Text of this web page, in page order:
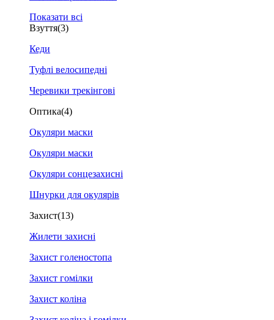
Показати всі
Взуття(3)
Кеди
Туфлі велосипедні
Черевики трекінгові
Оптика(4)
Окуляри маски
Окуляри маски
Окуляри сонцезахисні
Шнурки для окулярів
Захист(13)
Жилети захисні
Захист голеностопа
Захист гомілки
Захист коліна